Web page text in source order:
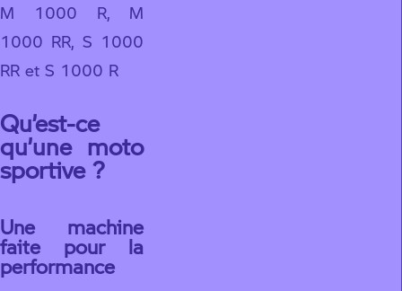
M 1000 R, M
1000 RR, S 1000
RR et S 1000 R
Qu’est-ce
qu’une moto
sportive ?
Une machine
faite pour la
performance